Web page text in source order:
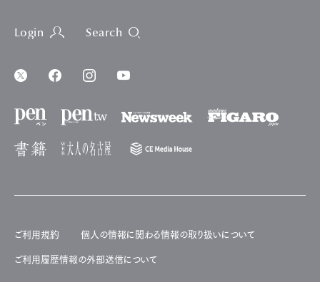
Login Search
ご利用規約 個人の情報に関わる情報の取り扱いについて
ご利用履歴情報の外部送信について